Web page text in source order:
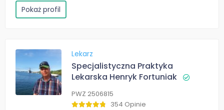
Pokaż profil
Lekarz
Specjalistyczna Praktyka
Lekarska Henryk Fortuniak
PWZ 2506815
354 Opinie